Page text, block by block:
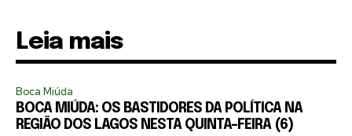
Leia mais
Boca Miúda
BOCA MIÚDA: OS BASTIDORES DA POLÍTICA NA
REGIÃO DOS LAGOS NESTA QUINTA-FEIRA (6)